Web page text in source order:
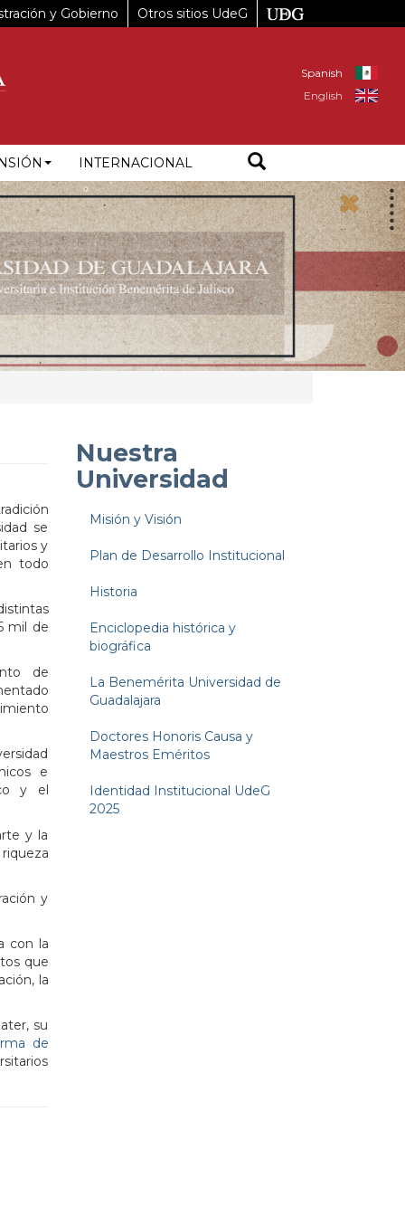
y Gobierno Otros sitios UdeG
Spanish
English
INTERNACIONAL
se
y
todo
mil de
de
e
y el
y la
y
con la
que
la
su
de
Nuestra
Universidad
Misión y Visión
Plan de Desarrollo Institucional
Historia
Enciclopedia histórica y
biográfica
La Benemérita Universidad de
Guadalajara
Doctores Honoris Causa y
Maestros Eméritos
Identidad Institucional UdeG
2025